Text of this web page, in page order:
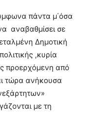
πάντα μ΄όσα
αναβαθμίσει σε
Δημοτική
,κυρία
προερχόμενη από
τώρα ανήκουσα
με τη